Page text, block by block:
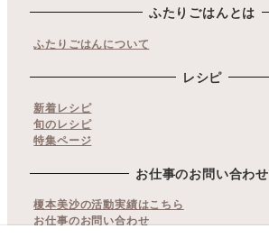
ふたりごはんとは
ふたりごはんについて
レシピ
新着レシピ
旬のレシピ
特集ページ
お仕事のお問い合わせ
榎本美沙の活動実績はこちら
お仕事のお問い合わせ